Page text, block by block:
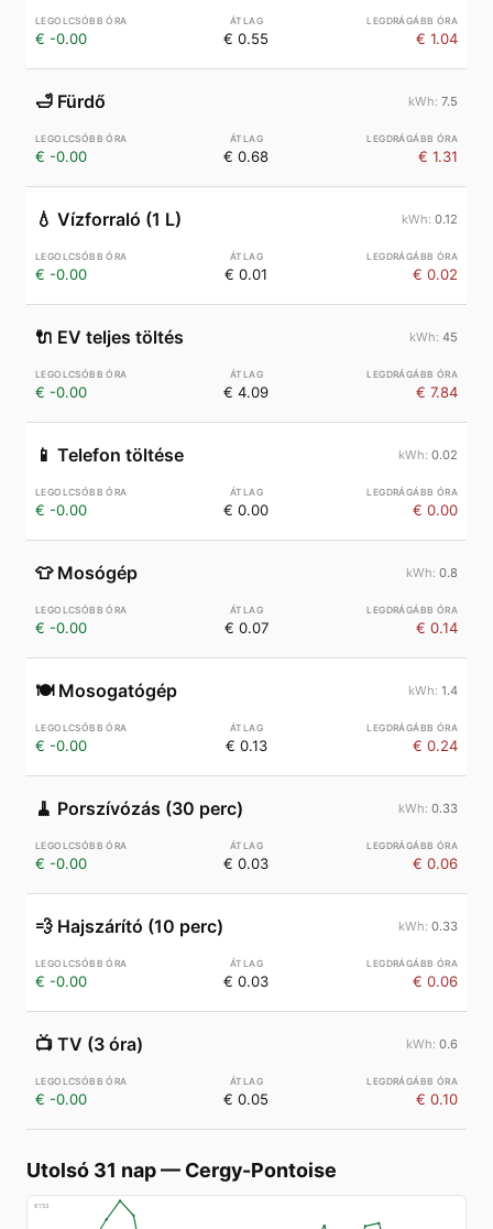
€ -0.00 € 0.55 € 1.04
🛁 Fürdő 7.5
€ -0.00 € 0.68 € 1.31
💧 Vízforraló (1 L) 0.12
€ -0.00 € 0.01 € 0.02
🔌 EV teljes töltés 45
€ -0.00 € 4.09 € 7.84
📱 Telefon töltése 0.02
€ -0.00 € 0.00 € 0.00
👕 Mosógép 0.8
€ -0.00 € 0.07 € 0.14
🍽️ Mosogatógép 1.4
€ -0.00 € 0.13 € 0.24
🧹 Porszívózás (30 perc) 0.33
€ -0.00 € 0.03 € 0.06
💨 Hajszárító (10 perc) 0.33
€ -0.00 € 0.03 € 0.06
📺 TV (3 óra) 0.6
€ -0.00 € 0.05 € 0.10
Utolsó 31 nap— Cergy-Pontoise
€153